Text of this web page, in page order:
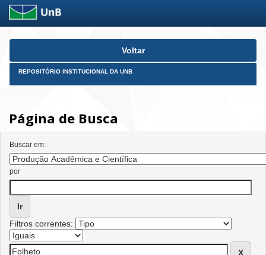
Skip
Voltar
REPOSITÓRIO INSTITUCIONAL DA UNB
Página de Busca
Buscar em:
por
Filtros correntes: